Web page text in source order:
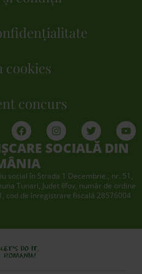
cookies
concurs
SOCIALĂ DIN
social în Strada 1 Decembrie., nr. 51,
Tunari, Judet Ilfov, număr de ordine
cod de înregistrare fiscală 28576004